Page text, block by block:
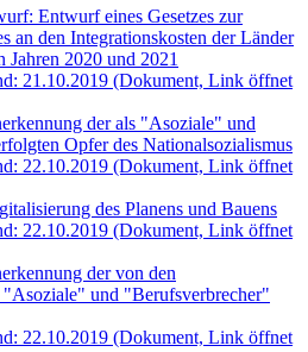
Entwurf eines Gesetzes zur
an den Integrationskosten der Länder
2020 und 2021
21.10.2019 (Dokument, Link öffnet
der als "Asoziale" und
Opfer des Nationalsozialismus
22.10.2019 (Dokument, Link öffnet
des Planens und Bauens
22.10.2019 (Dokument, Link öffnet
der von den
"Asoziale" und "Berufsverbrecher"
22.10.2019 (Dokument, Link öffnet